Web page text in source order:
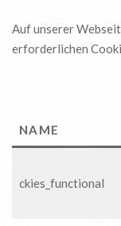
Auf unserer
erforderlichen
NAME
ckies_functional